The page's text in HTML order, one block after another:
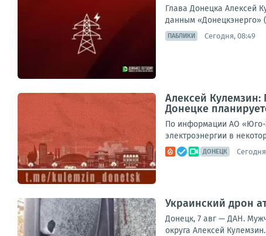
Глава Донецка Алексей
данным «Донецкэнерго»
ПАБЛИКИ Сегодня, 08:49
Алексей
Донецке
По информации АО «Юго-
электроэнергии в
ДОНЕЦК
Украинский дрон
Донецк, 7 авг — ДАН.
округа Алексей